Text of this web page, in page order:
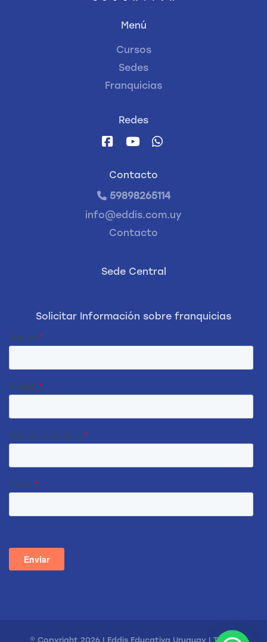
Menú
Cursos
Sedes
Franquicias
Redes
Contacto
59898265114
info@eddis.com.uy
Contacto
Sede Central
Solicitar Información sobre franquicias
© Copyright 2026 | Eddis Educativa Uruguay | Todos